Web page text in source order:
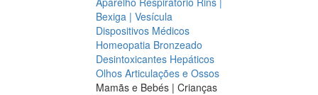
Bexiga | Vesícula
Dispositivos Médicos
Homeopatia Bronzeado
Desintoxicantes Hepáticos
Olhos Articulações e Ossos
Mamãs e Bebés | Crianças